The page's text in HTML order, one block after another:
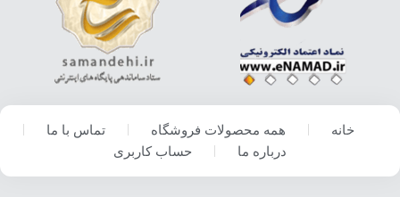
خانه همه محصولات فروشگاه
تماس با ما
درباره ما
حساب کاربری